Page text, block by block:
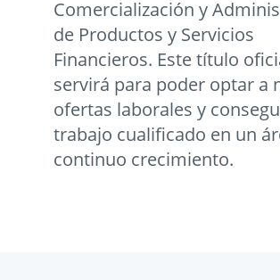
Comercialización y
de Productos y Servicios
Financieros. Este título
servirá para poder optar a
ofertas laborales y
trabajo cualificado en un
continuo crecimiento.